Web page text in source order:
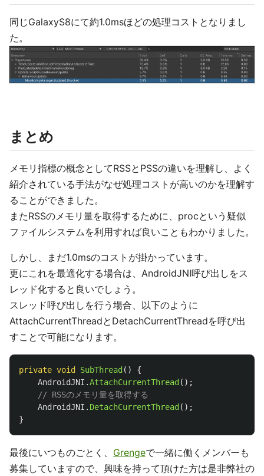
同じGalaxyS8にて約1.0msほどの処理コストとなりまし
た。
まとめ
メモリ指標の概念としてRSSとPSSの違いを理解し、よく
紹介されている手法がなぜ処理コストが高いのかを理解す
ることができました。
またRSSのメモリ量を取得するために、procという疑似
ファイルシステムを利用すれば良いこともわかりました。
しかし、まだ1.0msのコストが掛かっています。
更にこれを最適化する場合は、AndroidJNI呼び出しをス
レッド化すると良いでしょう。
スレッド呼び出しを行う場合、以下のように
AttachCurrentThreadとDetachCurrentThreadを呼び出
すことで可能になります。
private void SubThread ()
{
AndroidJNI .AttachCurrentThread ();
// RSSのメモリ量を取得する
AndroidJNI . DetachCurrentThread ();
}
最後にいつものごとく、 Grengeで一緒に働くメンバーも
募集していますので、興味を持って頂けた方は是非弊社の